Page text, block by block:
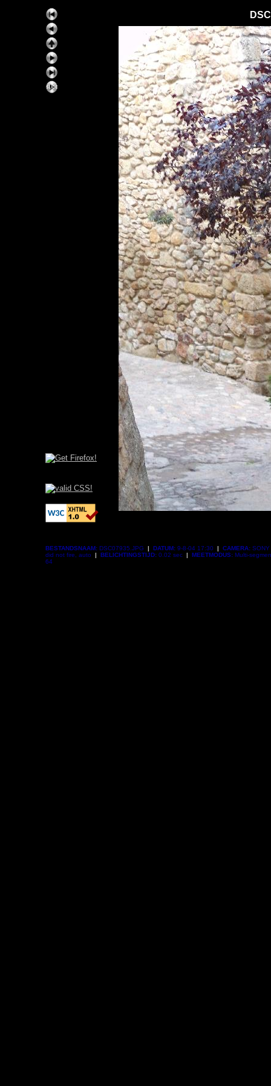
ExhibitPlus
BESTANDSNAAM: DSC07935.JPG | DATUM: 9-8-04 17:30 | CAMERA:
did not fire, auto
| BELICHTINGSTIJD: 0.02 sec | MEETMODUS: Multi-
64